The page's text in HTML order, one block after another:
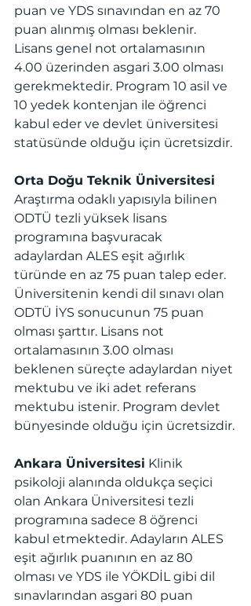
puan ve YDS sınavından en az 70
puan alınmış olması beklenir.
Lisans genel not ortalamasının
4.00 üzerinden asgari 3.00 olması
gerekmektedir. Program 10 asil ve
10 yedek kontenjan ile öğrenci
kabul eder ve devlet üniversitesi
statüsünde olduğu için ücretsizdir.
Orta Doğu Teknik Üniversitesi
Araştırma odaklı yapısıyla bilinen
ODTÜ tezli yüksek lisans
programına başvuracak
adaylardan ALES eşit ağırlık
türünde en az 75 puan talep eder.
Üniversitenin kendi dil sınavı olan
ODTÜ İYS sonucunun 75 puan
olması şarttır. Lisans not
ortalamasının 3.00 olması
beklenen süreçte adaylardan niyet
mektubu ve iki adet referans
mektubu istenir. Program devlet
bünyesinde olduğu için ücretsizdir.
Ankara Üniversitesi Klinik
psikoloji alanında oldukça seçici
olan Ankara Üniversitesi tezli
programına sadece 8 öğrenci
kabul etmektedir. Adayların ALES
eşit ağırlık puanının en az 80
olması ve YDS ile YÖKDİL gibi dil
sınavlarından asgari 80 puan